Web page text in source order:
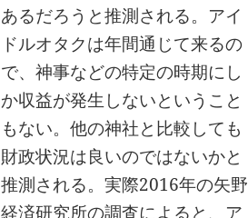
あるだろうと推測される。アイ
ドルオタクは年間通じて来るの
で、神事などの特定の時期にし
か収益が発生しないということ
もない。他の神社と比較しても
財政状況は良いのではないかと
推測される。実際2016年の矢野
経済研究所の調査によると、ア